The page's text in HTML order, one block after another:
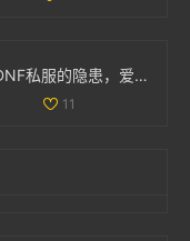
揭秘DNF私服的隐患，爱玩游戏的你该警惕哪些问题
11